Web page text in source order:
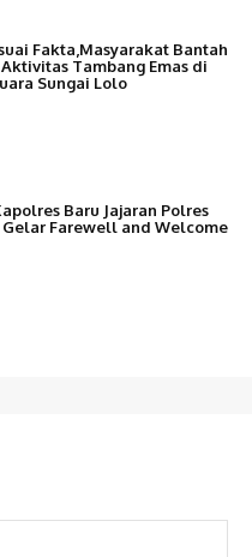
Fakta,Masyarakat Bantah
Aktivitas Tambang Emas di
Sungai Lolo
Baru Jajaran Polres
Gelar Farewell and Welcome